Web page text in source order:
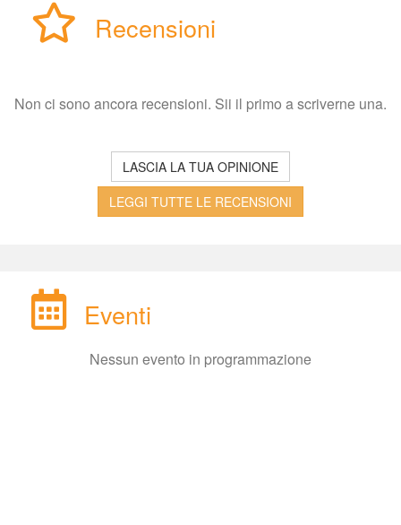
Recensioni
Non ci sono ancora recensioni. Sii il primo a scriverne una.
LASCIA LA TUA OPINIONE
LEGGI TUTTE LE RECENSIONI
Eventi
Nessun evento in programmazione